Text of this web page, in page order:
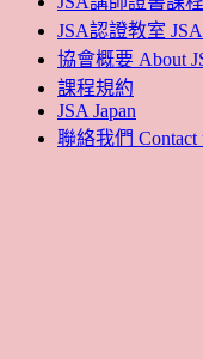
JSA認證教室 JSA
協會概要 About
課程規約
JSA Japan
聯絡我們 Contact